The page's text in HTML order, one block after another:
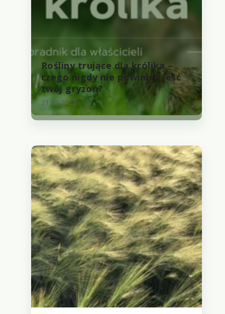
Rośliny trujące dla królika –
czego nigdy nie powinien jeść
twój gryzoń?
21.03.2023